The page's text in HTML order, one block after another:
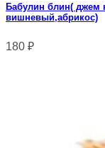
Бабулин блин(
вишневый,абрикос)
180 ₽